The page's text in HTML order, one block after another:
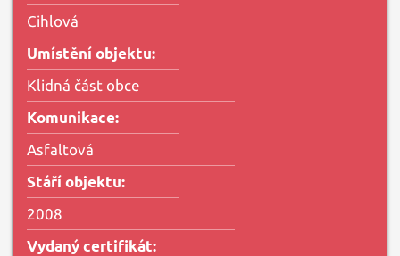
Cihlová
Umístění objektu:
Klidná část obce
Komunikace:
Asfaltová
Stáří objektu:
2008
Vydaný certifikát: